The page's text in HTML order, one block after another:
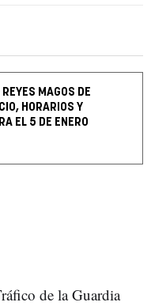
MAGOS DE
HORARIOS Y
EL 5 DE ENERO
de la Guardia